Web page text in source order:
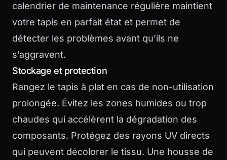
calendrier de maintenance régulière maintient
votre tapis en parfait état et permet de
détecter les problèmes avant qu’ils ne
s’aggravent.
Stockage et protection
Rangez le tapis à plat en cas de non-utilisation
prolongée. Évitez les zones humides ou trop
chaudes qui accélèrent la dégradation des
composants. Protégez des rayons UV directs
qui peuvent décolorer le tissu. Une housse de